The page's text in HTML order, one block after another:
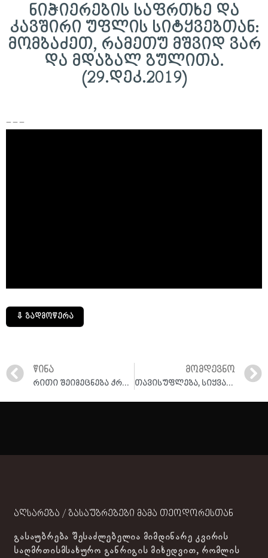
ნიჭიერების საფრთხე და
კავშირი უფლის სიტყვებთან:
მომბაძეთ, რამეთუ მშვიდ ვარ
და მდაბალ გულითა.
(29.დეკ.2019)
– – –
⇩ გადმოწერა
ᲬᲘᲜᲐ
რითი შეიმეცნება ქრისტე და რა არის ამის უმაღლესი გამოვლინება რელიგიურ ცხოვრებაში? რისგან გვათავისუფლებს და რას გვასწავლის ისიქაზმი და ევქარისტია? (ამონარიდი)
ᲛᲝᲛᲓᲔᲕᲜᲝ
თავისუფლება, სიყვარული, რელიგია – გადაცემა “ფსიქოსპექტრი” (10 დეკ. 2019)
აღსარება / გასაუბრებები მამა თეოდორესთან
გასაუბრება შესაძლებელია მიმდინარე კვირის
საღმრთისმსახურო განრიგის მიხედვით, რომლის